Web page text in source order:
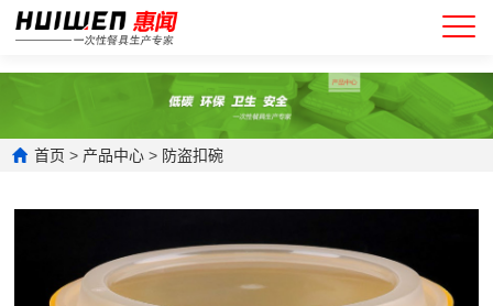
首页 > 产品中心 > 防盗扣碗